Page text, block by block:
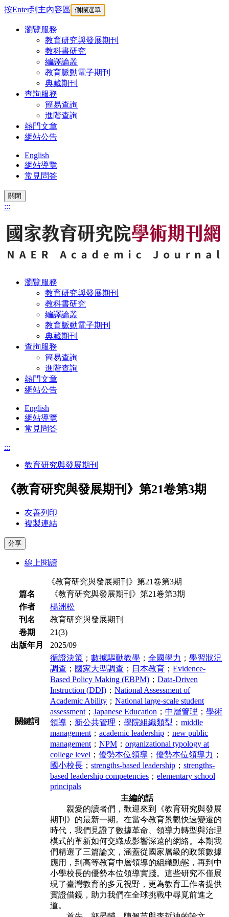
按Enter到主內容區 側欄選單
瀏覽服務
教育研究與發展期刊
教科書研究
編譯論叢
教育脈動電子期刊
典藏期刊
查詢服務
簡易查詢
進階查詢
熱門文章
網站公告
English
網站導覽
常見問答
關閉
:::
瀏覽服務
教育研究與發展期刊
教科書研究
編譯論叢
教育脈動電子期刊
典藏期刊
查詢服務
簡易查詢
進階查詢
熱門文章
網站公告
English
網站導覽
常見問答
:::
教育研究與發展期刊
《教育研究與發展期刊》第21卷第3期
友善列印
複製連結
分享
線上閱讀
《教育研究與發展期刊》第21卷第3期
篇名
《教育研究與發展期刊》第21卷第3期
作者
楊洲松
刊名
教育研究與發展期刊
卷期
21(3)
出版年月
2025/09
關鍵詞
循證決策 ； 數據驅動教學 ； 全國學力 ； 學習狀況
調查 ； 國家大型調查 ； 日本教育 ； Evidence-
Based Policy Making (EBPM) ； Data-Driven
Instruction (DDI) ； National Assessment of
Academic Ability ； National large-scale student
assessment ； Japanese Education ； 中層管理 ； 學術
領導 ； 新公共管理 ； 學院組織類型 ； middle
management ； academic leadership ； new public
management ； NPM ； organizational typology at
college level ； 優勢本位領導 ； 優勢本位領導力 ；
國小校長 ； strengths-based leadership ； strengths-
based leadership competencies ； elementary school
principals
主編的話
親愛的讀者們，歡迎來到《教育研究與發展
期刊》的最新一期。在當今教育景觀快速變遷的
時代，我們見證了數據革命、領導力轉型與治理
模式的革新如何交織成影響深遠的網絡。本期我
們精選了三篇論文，涵蓋從國家層級的政策數據
應用，到高等教育中層領導的組織動態，再到中
小學校長的優勢本位領導實踐。這些研究不僅展
現了臺灣教育的多元視野，更為教育工作者提供
實證借鏡，助力我們在全球挑戰中尋覓前進之
道。